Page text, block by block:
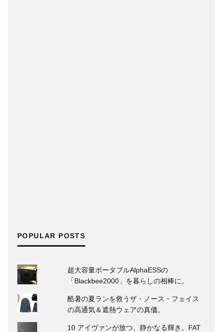
POPULAR POSTS
超大容量ポータブルAlphaESSの
「Blackbee2000」を暮らしの相棒に。
酷暑の夏ランを救うザ・ノース・フェイス
の高通気＆遮熱ウェアの真価。
10 アイヴァンが放つ、静かなる輝き。FAT